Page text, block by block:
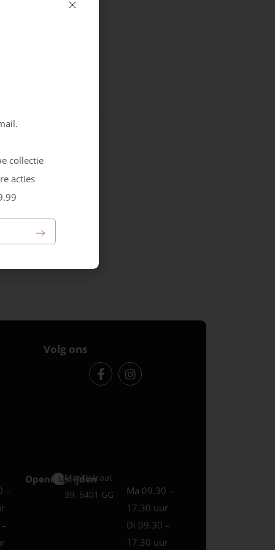
Volg ons
–
Openingstijden
Uden
Marktstraat
39, 5401 GG
Ma 09.30 –
17.30 uur
Di 09.30 –
17.30 uur
collectie
acties